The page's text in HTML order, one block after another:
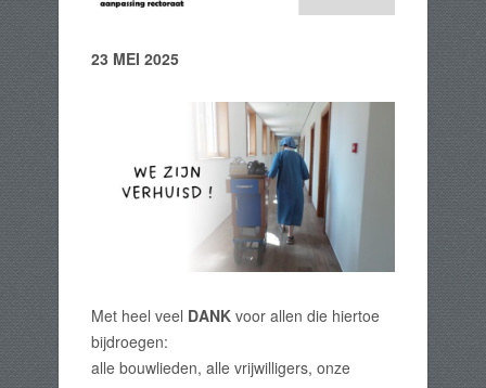
23 MEI 2025
Met heel veel DANK voor allen die hiertoe
bijdroegen:
alle bouwlieden, alle vrijwilligers, onze